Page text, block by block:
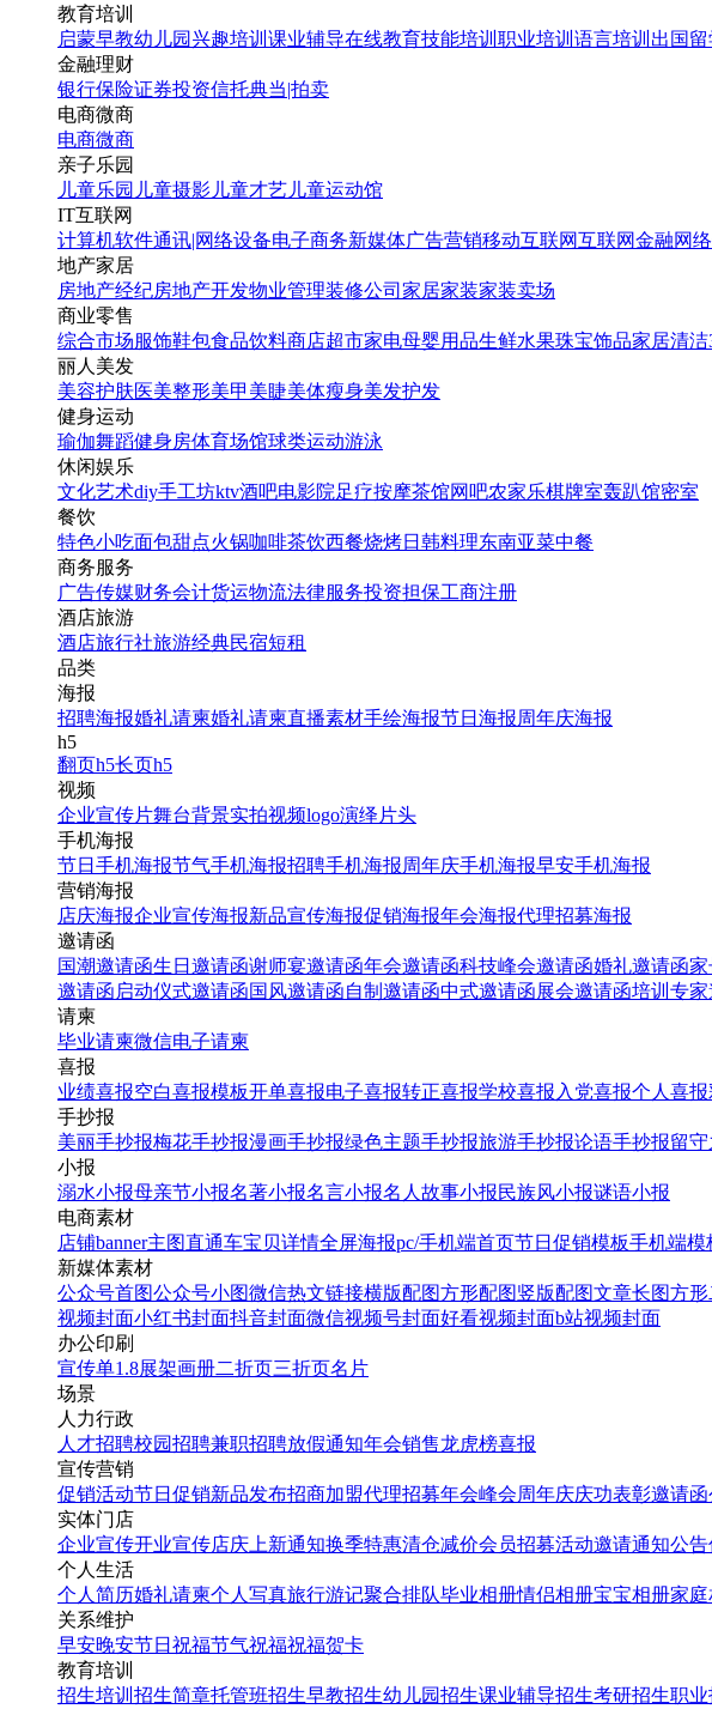
教育培训
启蒙早教幼儿园 兴趣培训 课业辅导在线教育技能培训 职业培训 语言培训 出国留
金融理财
银行保险证券投资信托典当|拍卖
电商微商
电商微商
亲子乐园
儿童乐园 儿童摄影 儿童才艺 儿童运动馆
IT互联网
计算机软件通讯|网络设备电子商务新媒体广告营销移动互联网互联网金融网
地产家居
房地产经纪房地产开发物业管理装修公司 家居家装家装卖场
商业零售
综合市场服饰鞋包食品饮料商店超市家电母婴用品生鲜水果珠宝饰品家居清洁
丽人美发
美容护肤医美整形美甲美睫美体瘦身美发护发
健身运动
瑜伽舞蹈健身房体育场馆球类运动游泳
休闲娱乐
文化艺术diy手工坊ktv酒吧电影院足疗按摩茶馆网吧农家乐棋牌室轰趴馆密室
餐饮
特色小吃面包甜点火锅咖啡茶饮西餐烧烤日韩料理东南亚菜中餐
商务服务
广告传媒财务会计货运物流法律服务投资担保工商注册
酒店旅游
酒店旅行社旅游经典民宿短租
品类
海报
招聘海报婚礼请柬婚礼请柬直播素材手绘海报节日海报周年庆海报
h5
翻页h5长页h5
视频
企业宣传片舞台背景实拍视频logo演绎 片头
手机海报
节日手机海报节气手机海报招聘手机海报周年庆手机海报早安手机海报
营销海报
店庆海报企业宣传海报新品宣传海报促销海报年会海报代理招募海报
邀请函
国潮邀请函生日邀请函谢师宴邀请函年会邀请函科技峰会邀请函婚礼邀请函家
邀请函 启动仪式邀请函国风邀请函自制邀请函中式邀请函展会邀请函培训专
请柬
毕业请柬微信电子请柬
喜报
业绩喜报空白喜报模板开单喜报电子喜报转正喜报学校喜报 入党喜报个人喜报
手抄报
美丽手抄报梅花手抄报漫画手抄报绿色主题手抄报旅游手抄报论语手抄报留
小报
溺水小报母亲节小报名著小报名言小报名人故事小报民族风小报谜语小报
电商素材
店铺banner主图直通车宝贝详情全屏海报pc/手机端首页节日促销模板手机端模
新媒体素材
公众号首图公众号小图微信热文链接横版配图方形配图竖版配图文章长图方
视频封面小红书封面抖音封面微信视频号封面好看视频封面b站视频封面
办公印刷
宣传单1.8展架画册二折页三折页名片
场景
人力行政
人才招聘校园招聘兼职招聘放假通知年会销售龙虎榜喜报
宣传营销
促销活动节日促销新品发布招商加盟代理招募年会峰会周年庆庆功表彰邀请函
实体门店
企业宣传开业宣传店庆 上新通知换季特惠清仓减价会员招募活动邀请通知公告
个人生活
个人简历婚礼请柬个人写真旅行游记聚合排队毕业相册情侣相册宝宝相册家
关系维护
早安晚安节日祝福节气祝福祝福贺卡
教育培训
招生培训 招生简章托管班招生早教招生幼儿园招生课业辅导招生考研招生职业